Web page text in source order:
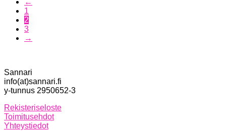
←
1
2
3
→
Sannari
info(at)sannari.fi
y-tunnus 2950652-3
Rekisteriseloste
Toimitusehdot
Yhteystiedot